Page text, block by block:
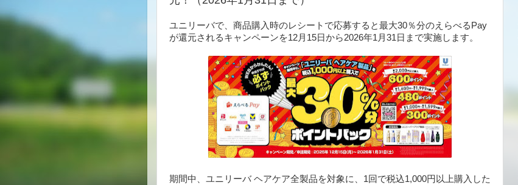
ユニリーバで、商品購入時のレシートで応募すると最大30％分のえらべるPay
が還元されるキャンペーンを12月15日から2026年1月31日まで実施します。
期間中、ユニリーバ ヘアケア全製品を対象に、1回で税込1,000円以上購入した